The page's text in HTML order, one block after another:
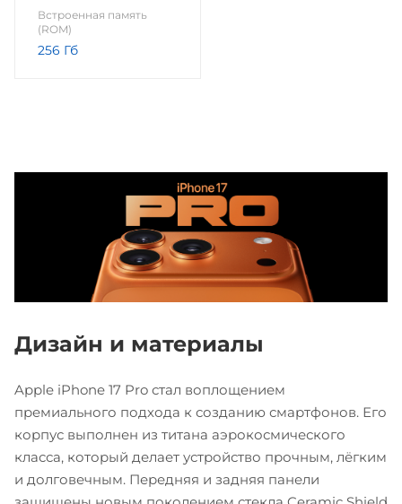
Дизайн и материалы
Apple iPhone 17 Pro стал воплощением
премиального подхода к созданию смартфонов. Его
корпус выполнен из титана аэрокосмического
класса, который делает устройство прочным, лёгким
и долговечным. Передняя и задняя панели
Встроенная память
(ROM)
256 Гб